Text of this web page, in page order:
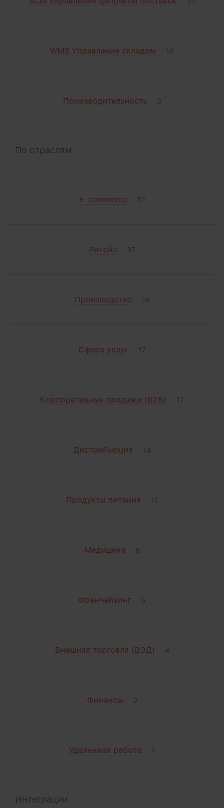
WMS Управление складом 18
Производительность 3
По отраслям
E-commerce 51
Ритейл 37
Производство 18
Сфера услуг 17
Корпоративные продажи (B2B) 17
Дистрибьюция 14
Продукты питания 11
Медицина 8
Франчайзинг 6
Внешняя торговля (ВЭД) 4
Финансы 3
Удаленная работа 1
Интеграции